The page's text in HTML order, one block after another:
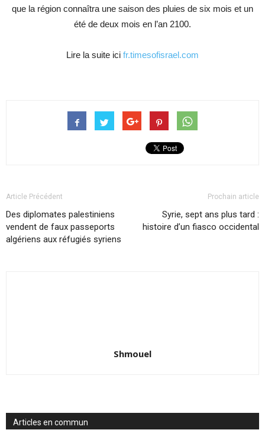
que la région connaîtra une saison des pluies de six mois et un
été de deux mois en l’an 2100.
Lire la suite ici fr.timesofisrael.com
Article Précédent
Des diplomates palestiniens
vendent de faux passeports
algériens aux réfugiés syriens
Prochain article
Syrie, sept ans plus tard :
histoire d’un fiasco occidental
Shmouel
Articles en commun